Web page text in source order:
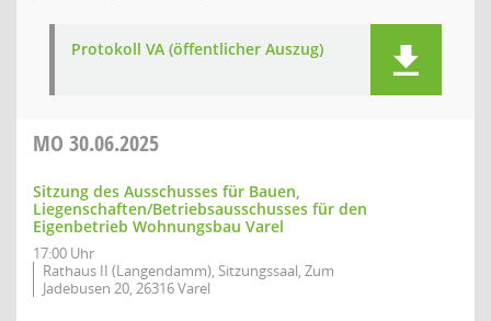
Protokoll VA (öffentlicher Auszug)
MO 30.06.2025
Sitzung des Ausschusses für Bauen,
Liegenschaften/Betriebsausschusses für den
Eigenbetrieb Wohnungsbau Varel
17:00 Uhr
Rathaus II (Langendamm), Sitzungssaal, Zum
Jadebusen 20, 26316 Varel